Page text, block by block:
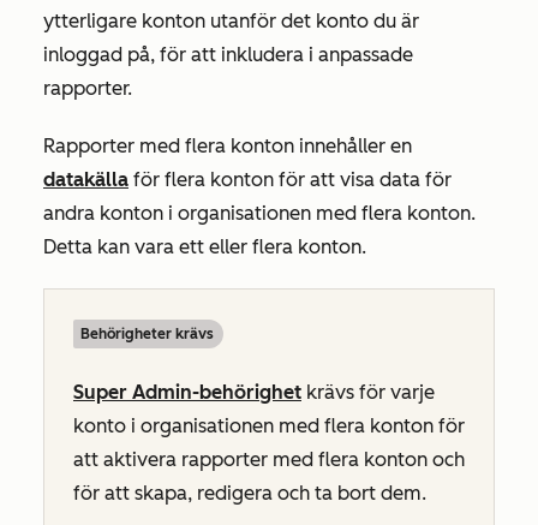
ytterligare konton utanför det konto du är
inloggad på, för att inkludera i anpassade
rapporter.
Rapporter med flera konton innehåller en
datakälla för flera konton för att visa data för
andra konton i organisationen med flera konton.
Detta kan vara ett eller flera konton.
Behörigheter krävs
Super Admin-behörighet krävs för varje
konto i organisationen med flera konton för
att aktivera rapporter med flera konton och
för att skapa, redigera och ta bort dem.